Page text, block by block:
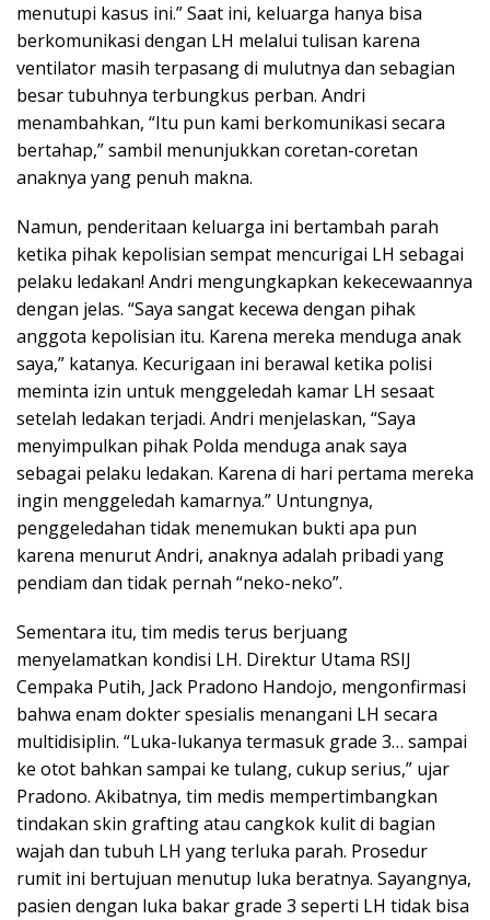
menutupi kasus ini.” Saat ini, keluarga hanya bisa
berkomunikasi dengan LH melalui tulisan karena
ventilator masih terpasang di mulutnya dan sebagian
besar tubuhnya terbungkus perban. Andri
menambahkan, “Itu pun kami berkomunikasi secara
bertahap,” sambil menunjukkan coretan-coretan
anaknya yang penuh makna.
Namun, penderitaan keluarga ini bertambah parah
ketika pihak kepolisian sempat mencurigai LH sebagai
pelaku ledakan! Andri mengungkapkan kekecewaannya
dengan jelas. “Saya sangat kecewa dengan pihak
anggota kepolisian itu. Karena mereka menduga anak
saya,” katanya. Kecurigaan ini berawal ketika polisi
meminta izin untuk menggeledah kamar LH sesaat
setelah ledakan terjadi. Andri menjelaskan, “Saya
menyimpulkan pihak Polda menduga anak saya
sebagai pelaku ledakan. Karena di hari pertama mereka
ingin menggeledah kamarnya.” Untungnya,
penggeledahan tidak menemukan bukti apa pun
karena menurut Andri, anaknya adalah pribadi yang
pendiam dan tidak pernah “neko-neko”.
Sementara itu, tim medis terus berjuang
menyelamatkan kondisi LH. Direktur Utama RSIJ
Cempaka Putih, Jack Pradono Handojo, mengonfirmasi
bahwa enam dokter spesialis menangani LH secara
multidisiplin. “Luka-lukanya termasuk grade 3… sampai
ke otot bahkan sampai ke tulang, cukup serius,” ujar
Pradono. Akibatnya, tim medis mempertimbangkan
tindakan skin grafting atau cangkok kulit di bagian
wajah dan tubuh LH yang terluka parah. Prosedur
rumit ini bertujuan menutup luka beratnya. Sayangnya,
pasien dengan luka bakar grade 3 seperti LH tidak bisa